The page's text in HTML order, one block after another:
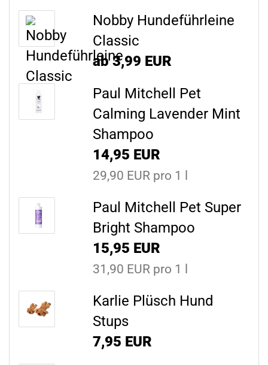
Nobby Hundeführleine
Classic
ab 3,99 EUR
Paul Mitchell Pet
Calming Lavender Mint
Shampoo
14,95 EUR
29,90 EUR pro 1 l
Paul Mitchell Pet Super
Bright Shampoo
15,95 EUR
31,90 EUR pro 1 l
Karlie Plüsch Hund
Stups
7,95 EUR